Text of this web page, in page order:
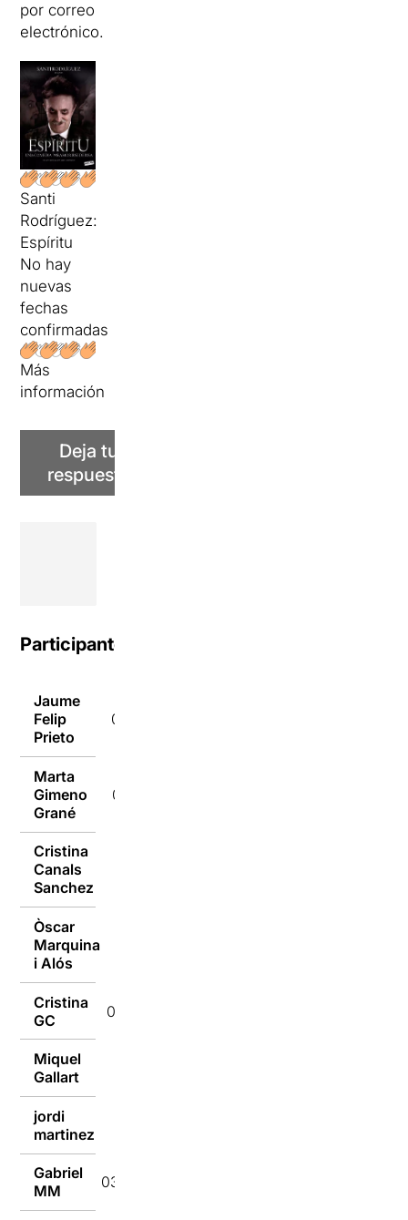
por correo
electrónico.
Santi
Rodríguez:
Espíritu
No hay
nuevas
fechas
confirmadas
Más
información
Deja tu
respuesta
Participantes
Jaume
Felip
Prieto
04/01/2022
Marta
Gimeno
Grané
04/01/2022
Cristina
Canals
Sanchez
Òscar
Marquina
i Alós
Cristina
GC
03/01/2022
Miquel
Gallart
jordi
martinez
Gabriel
MM
03/01/2022